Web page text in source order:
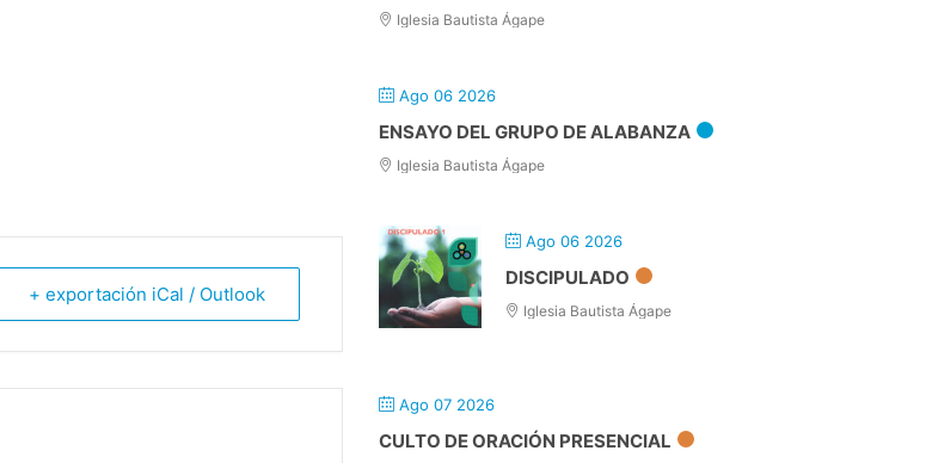
+ exportación iCal / Outlook
Iglesia Bautista Ágape
Ago 06 2026
ENSAYO DEL GRUPO DE ALABANZA
Iglesia Bautista Ágape
Ago 06 2026
DISCIPULADO
Iglesia Bautista Ágape
Ago 07 2026
CULTO DE ORACIÓN PRESENCIAL